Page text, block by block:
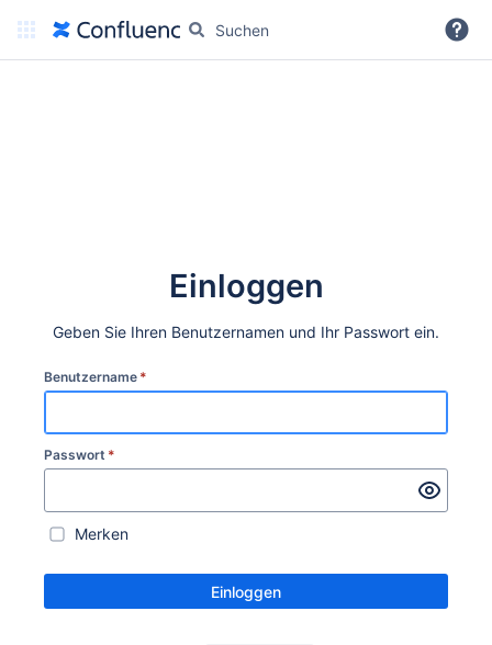
Weitere Informationen
Einloggen
Geben Sie Ihren Benutzernamen und Ihr Passwort ein.
Benutzername *
Passwort *
Merken
Einloggen